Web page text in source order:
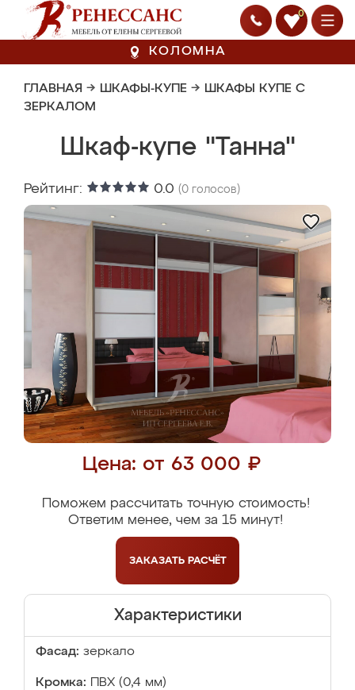
0
КОЛОМНА
ГЛАВНАЯ → ШКАФЫ-КУПЕ → ШКАФЫ КУПЕ С
ЗЕРКАЛОМ
Шкаф-купе "Танна"
Рейтинг: 0.0 (0 голосов)
Цена: от 63 000 ₽
Поможем рассчитать точную стоимость!
Ответим менее, чем за 15 минут!
ЗАКАЗАТЬ РАСЧЁТ
Характеристики
Фасад: зеркало
Кромка: ПВХ (0,4 мм)